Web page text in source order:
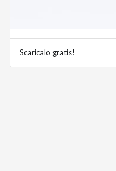
Scaricalo gratis!